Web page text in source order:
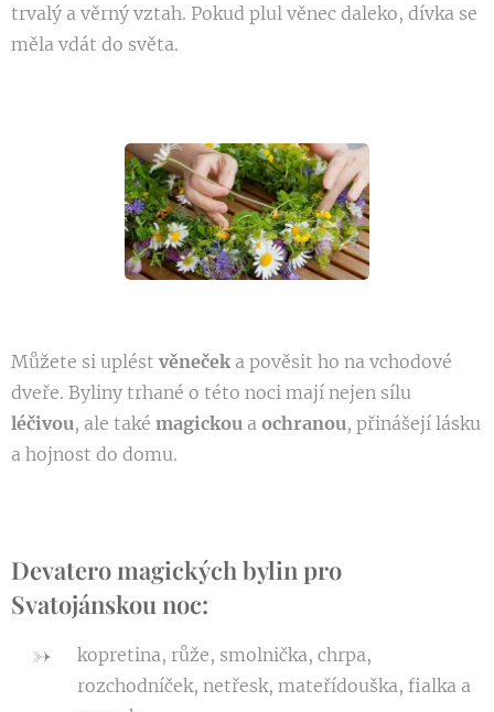
trvalý a věrný vztah. Pokud plul věnec daleko, dívka se
měla vdát do světa.
Můžete si uplést věneček a pověsit ho na vchodové
dveře. Byliny trhané o této noci mají nejen sílu
léčivou, ale také magickou a ochranou, přinášejí lásku
a hojnost do domu.
Devatero magických bylin pro
Svatojánskou noc:
kopretina, růže, smolnička, chrpa,
rozchodníček, netřesk, mateřídouška, fialka a